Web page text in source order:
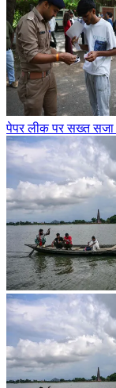
पेपर लीक पर सख्त सजा